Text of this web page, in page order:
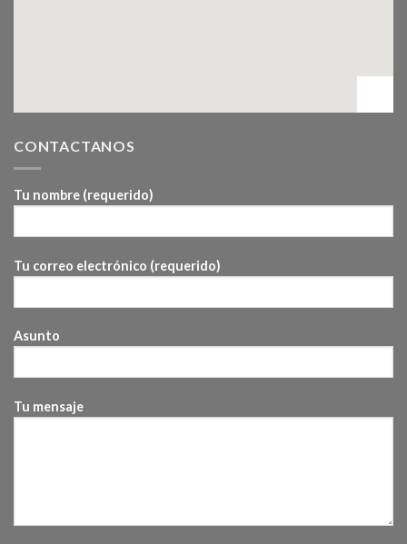
CONTACTANOS
Tu nombre (requerido)
Tu correo electrónico (requerido)
Asunto
Tu mensaje